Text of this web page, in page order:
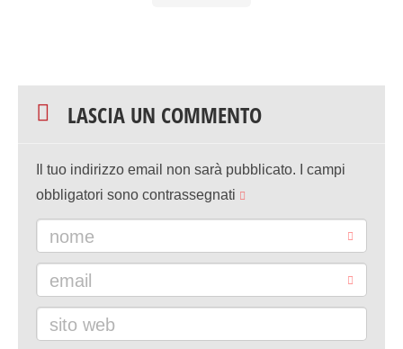
LASCIA UN COMMENTO
Il tuo indirizzo email non sarà pubblicato. I campi
obbligatori sono contrassegnati
nome
email
sito web